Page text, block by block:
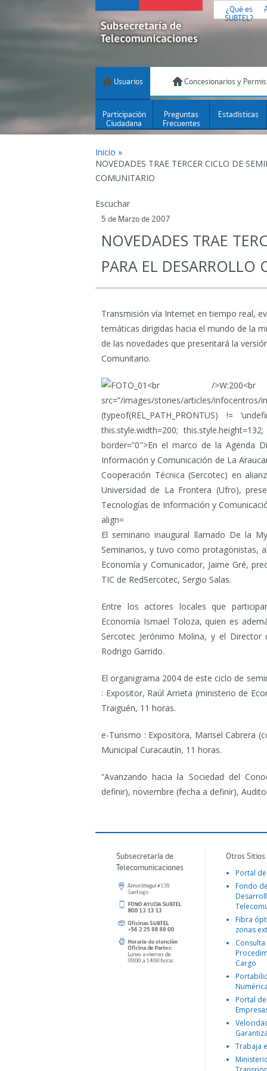
¿Qué es
SUBTEL?
Usuarios Concesionarios y
Participación
Ciudadana
Preguntas
Frecuentes
Estadísticas
Inicio »
NOVEDADES TRAE TERCER CICLO DE
COMUNITARIO
Escuchar
5 de Marzo de 2007
NOVEDADES TRAE
PARA EL DESARROLLO
Transmisión vía Internet en tiempo real,
temáticas dirigidas hacia el mundo de la
de las novedades que presentará la
Comunitario.
El seminario inaugural llamado De la
Seminarios, y tuvo como protagonistas,
Economía y Comunicador, Jaime Gré,
TIC de RedSercotec, Sergio Salas.
Entre los actores locales que
Economía Ismael Toloza, quien es
Sercotec Jerónimo Molina, y el
Rodrigo Garrido.
El organigrama 2004 de este ciclo de
: Expositor, Raúl Arrieta (ministerio de
Traiguén, 11 horas.
e-Turismo : Expositora, Marisel Cabrera
Municipal Curacautín, 11 horas.
“Avanzando hacia la Sociedad del
definir), noviembre (fecha a definir),
Subsecretaría de
Telecomunicaciones
Otros
Portal
Fondo
Fibra
zonas
Consulta
Cargo
Portal
Trabaja